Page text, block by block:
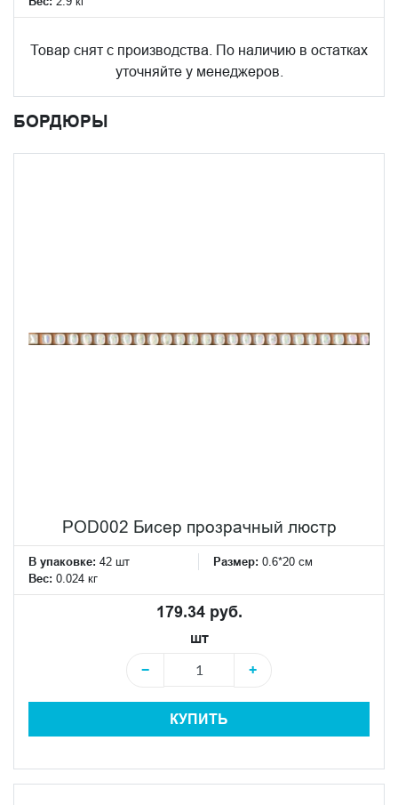
Товар снят с производства. По наличию в остатках
уточняйте у менеджеров.
БОРДЮРЫ
POD002 Бисер прозрачный люстр
В упаковке: 42 шт Размер: 0.6*20 см
Вес: 0.024 кг
179.34 руб.
шт
−
+
КУПИТЬ